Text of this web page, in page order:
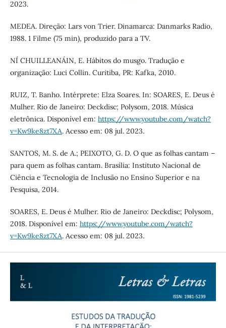
2023.
MEDEA. Direção: Lars von Trier. Dinamarca: Danmarks Radio,
1988. 1 Filme (75 min), produzido para a TV.
NÍ CHUILLEANÁIN, E. Hábitos do musgo. Tradução e
organização: Luci Collin. Curitiba, PR: Kafka, 2010.
RUIZ, T. Banho. Intérprete: Elza Soares. In: SOARES, E. Deus é
Mulher. Rio de Janeiro: Deckdisc; Polysom, 2018. Música
eletrônica. Disponível em: https://www.youtube.com/watch?
v=Kw9ke8zt7XA. Acesso em: 08 jul. 2023.
SANTOS, M. S. de A.; PEIXOTO, G. D. O que as folhas cantam –
para quem as folhas cantam. Brasília: Instituto Nacional de
Ciência e Tecnologia de Inclusão no Ensino Superior e na
Pesquisa, 2014.
SOARES, E. Deus é Mulher. Rio de Janeiro: Deckdisc; Polysom,
2018. Disponível em: https://www.youtube.com/watch?
v=Kw9ke8zt7XA. Acesso em: 08 jul. 2023.